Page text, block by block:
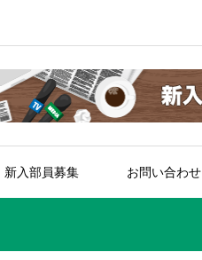
新入部員募集 お問い合わせ